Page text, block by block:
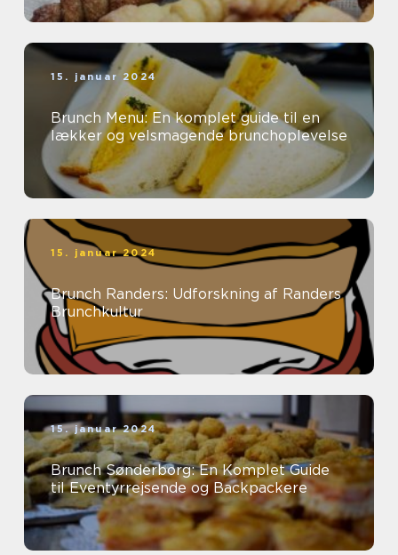
15. januar 2024
Brunch Menu: En komplet guide til en
lækker og velsmagende brunchoplevelse
15. januar 2024
Brunch Randers: Udforskning af Randers
Brunchkultur
15. januar 2024
Brunch Sønderborg: En Komplet Guide
til Eventyrrejsende og Backpackere